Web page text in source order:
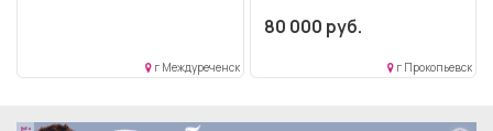
г Междуреченск
грузовых вагонов.....
80 000 руб.
г Прокопьевск